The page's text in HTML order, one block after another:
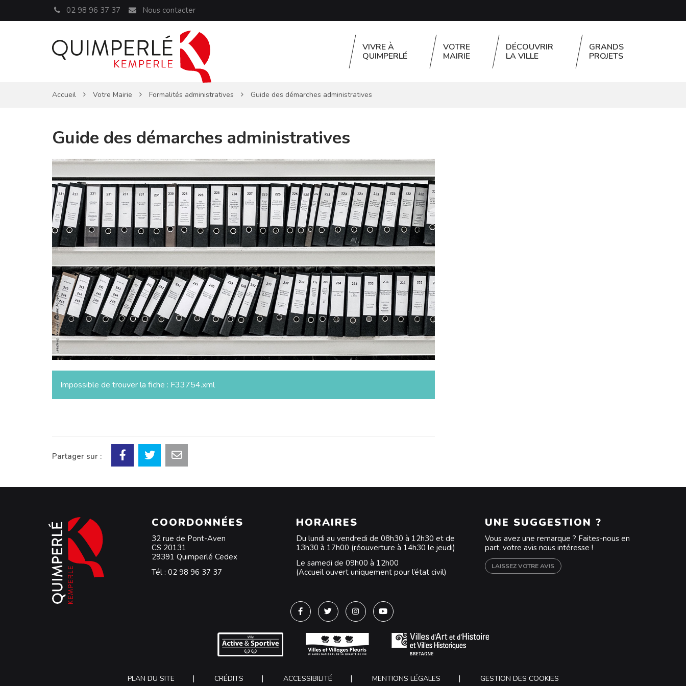
02 98 96 37 37 Nous contacter
VIVRE À
QUIMPERLÉ
VOTRE
MAIRIE
DÉCOUVRIR
LA VILLE
GRANDS
PROJETS
Accueil Votre Mairie Formalités administratives Guide des démarches administratives
Guide des démarches administratives
Impossible de trouver la fiche : F33754.xml
Partager sur :
COORDONNÉES
32 rue de Pont-Aven
CS 20131
29391 Quimperlé Cedex
Tél : 02 98 96 37 37
HORAIRES
Du lundi au vendredi de 08h30 à 12h30 et de
13h30 à 17h00 (réouverture à 14h30 le jeudi)
Le samedi de 09h00 à 12h00
(Accueil ouvert uniquement pour l’état civil)
UNE SUGGESTION ?
Vous avez une remarque ? Faites-nous en
part, votre avis nous intéresse !
LAISSEZ VOTRE AVIS
Lien vers le compte Facebook
Lien vers le compte Twitter
Lien vers le compte Instagram
Lien vers la chaîne Youtube
PLAN DU SITE CRÉDITS ACCESSIBILITÉ MENTIONS LÉGALES GESTION DES COOKIES